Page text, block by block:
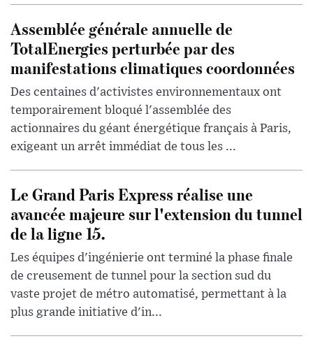
Assemblée générale annuelle de
TotalEnergies perturbée par des
manifestations climatiques coordonnées
Des centaines d'activistes environnementaux ont
temporairement bloqué l'assemblée des
actionnaires du géant énergétique français à Paris,
exigeant un arrêt immédiat de tous les ...
Le Grand Paris Express réalise une
avancée majeure sur l'extension du tunnel
de la ligne 15.
Les équipes d'ingénierie ont terminé la phase finale
de creusement de tunnel pour la section sud du
vaste projet de métro automatisé, permettant à la
plus grande initiative d'in...